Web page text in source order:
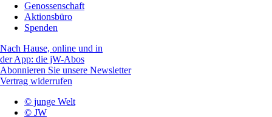
Genossenschaft
Aktionsbüro
Spenden
Nach Hause, online und in
der App: die jW-Abos
Abonnieren Sie unsere Newsletter
Vertrag widerrufen
© junge Welt
© JW